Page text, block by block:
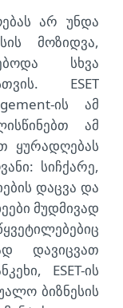
არ უნდა
მოზიდვა,
სხვა
ESET
ის ამ
ამ
ყურადღებას
სიჩქარე,
დაცვა და
მუდმივად
დავიცვათ
ESET-ის
ბიზნესის